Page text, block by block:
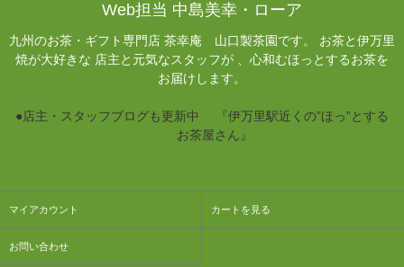
Web担当 中島美幸・ローア
九州のお茶・ギフト専門店 茶幸庵 山口製茶園です。 お茶と伊万里
焼が大好きな 店主と元気なスタッフが 、心和むほっとするお茶を
お届けします。
●店主・スタッフブログも更新中 『伊万里駅近くの”ほっ”とする
お茶屋さん』
マイアカウント カートを見る
お問い合わせ